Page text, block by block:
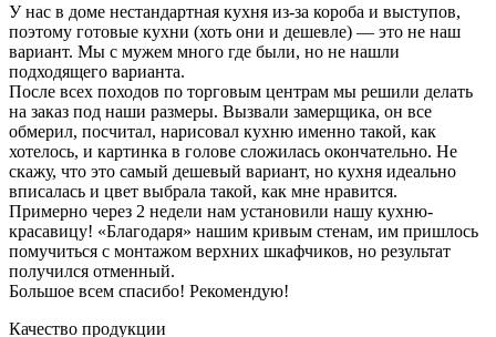
У нас в доме нестандартная кухня из-за короба и выступов,
поэтому готовые кухни (хоть они и дешевле) — это не наш
вариант. Мы с мужем много где были, но не нашли
подходящего варианта.
После всех походов по торговым центрам мы решили делать
на заказ под наши размеры. Вызвали замерщика, он все
обмерил, посчитал, нарисовал кухню именно такой, как
хотелось, и картинка в голове сложилась окончательно. Не
скажу, что это самый дешевый вариант, но кухня идеально
вписалась и цвет выбрала такой, как мне нравится.
Примерно через 2 недели нам установили нашу кухню-
красавицу! «Благодаря» нашим кривым стенам, им пришлось
помучиться с монтажом верхних шкафчиков, но результат
получился отменный.
Большое всем спасибо! Рекомендую!
Качество продукции